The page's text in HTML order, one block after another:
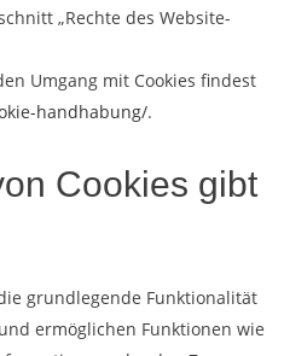
„Rechte des Website-
Umgang mit Cookies findest
handhabung/.
Cookies gibt
grundlegende Funktionalität
ermöglichen Funktionen wie